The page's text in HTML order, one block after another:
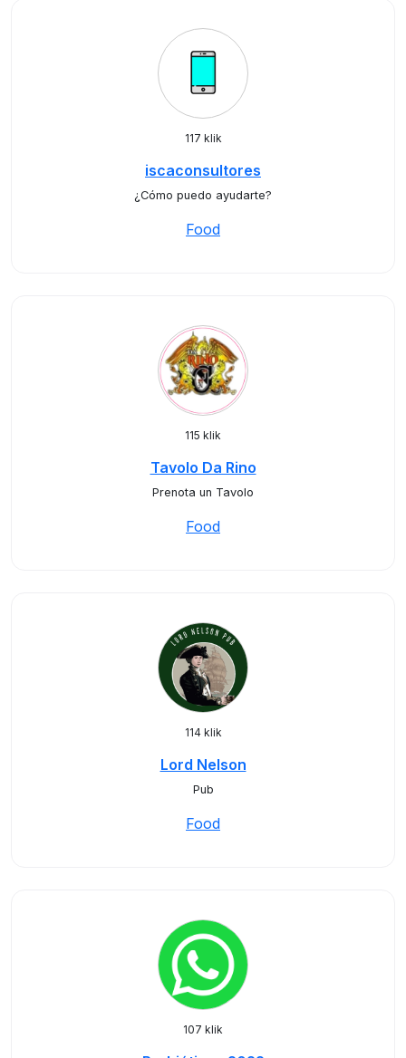
117 klik
iscaconsultores
¿Cómo puedo ayudarte?
Food
115 klik
Tavolo Da Rino
Prenota un Tavolo
Food
114 klik
Lord Nelson
Pub
Food
107 klik